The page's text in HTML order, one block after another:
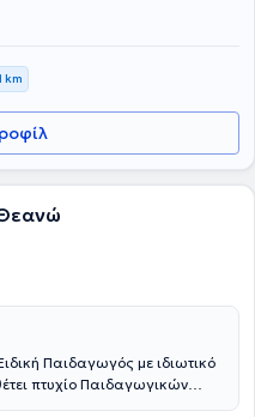
οίκον συνεδρίες, δωρεάν
συνεργάζεται και με
km
Παιδαγωγός με ιδιωτικό
πτυχίο Παιδαγωγικών